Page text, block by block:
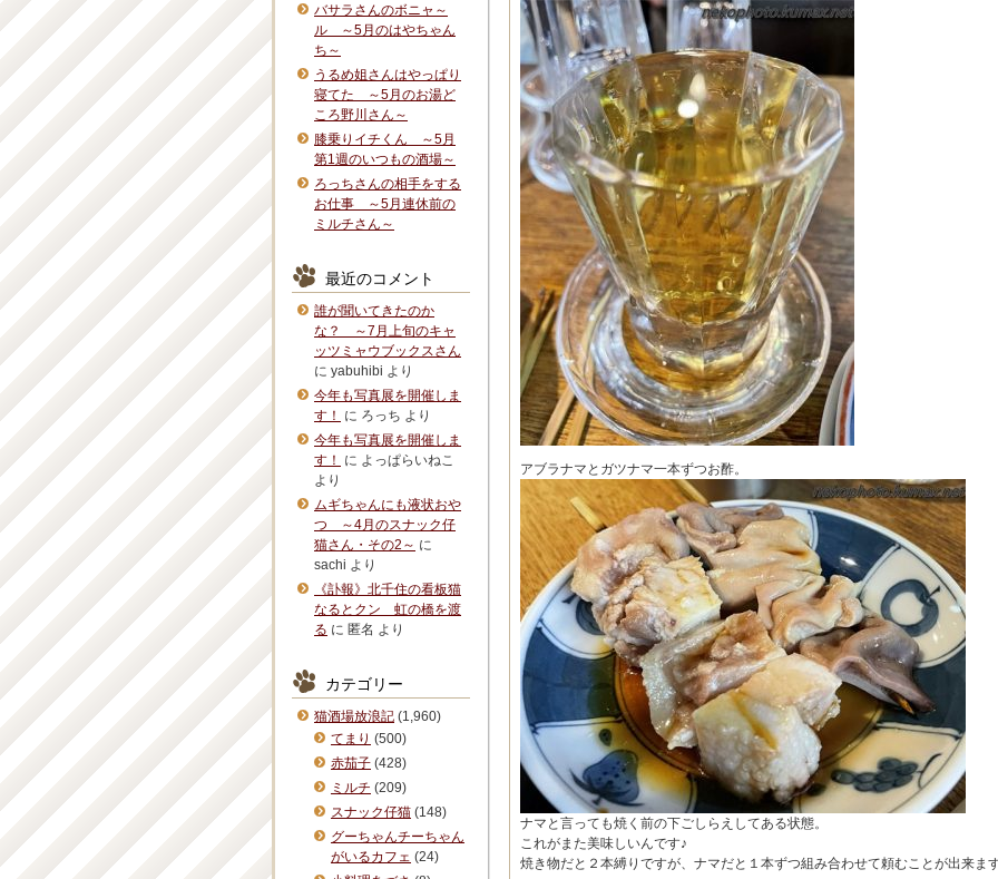
アブラナマとガツナマ一本ずつお酢。
ナマと言っても焼く前の下ごしらえしてある状態。
これがまた美味しいんです♪
焼き物だと２本縛りですが、ナマだと１本ずつ組み合わせて頼むことが出来ま
バサラさんのボニャ～
ル ～5月のはやちゃん
ち～
うるめ姐さんはやっぱり
寝てた ～5月のお湯ど
ころ野川さん～
膝乗りイチくん ～5月
第1週のいつもの酒場～
ろっちさんの相手をする
お仕事 ～5月連休前の
ミルチさん～
最近のコメント
誰が聞いてきたのか
な？ ～7月上旬のキャ
ッツミャウブックスさん
に yabuhibi より
今年も写真展を開催しま
す！
に ろっち より
今年も写真展を開催しま
す！
に よっぱらいねこ
より
ムギちゃんにも液状おや
つ ～4月のスナック仔
猫さん・その2～ に
sachi より
《訃報》北千住の看板猫
なるとクン 虹の橋を渡
る に 匿名 より
カテゴリー
猫酒場放浪記 (1,960)
てまり (500)
赤茄子 (428)
ミルチ (209)
スナック仔猫 (148)
グーちゃんチーちゃん
がいるカフェ (24)